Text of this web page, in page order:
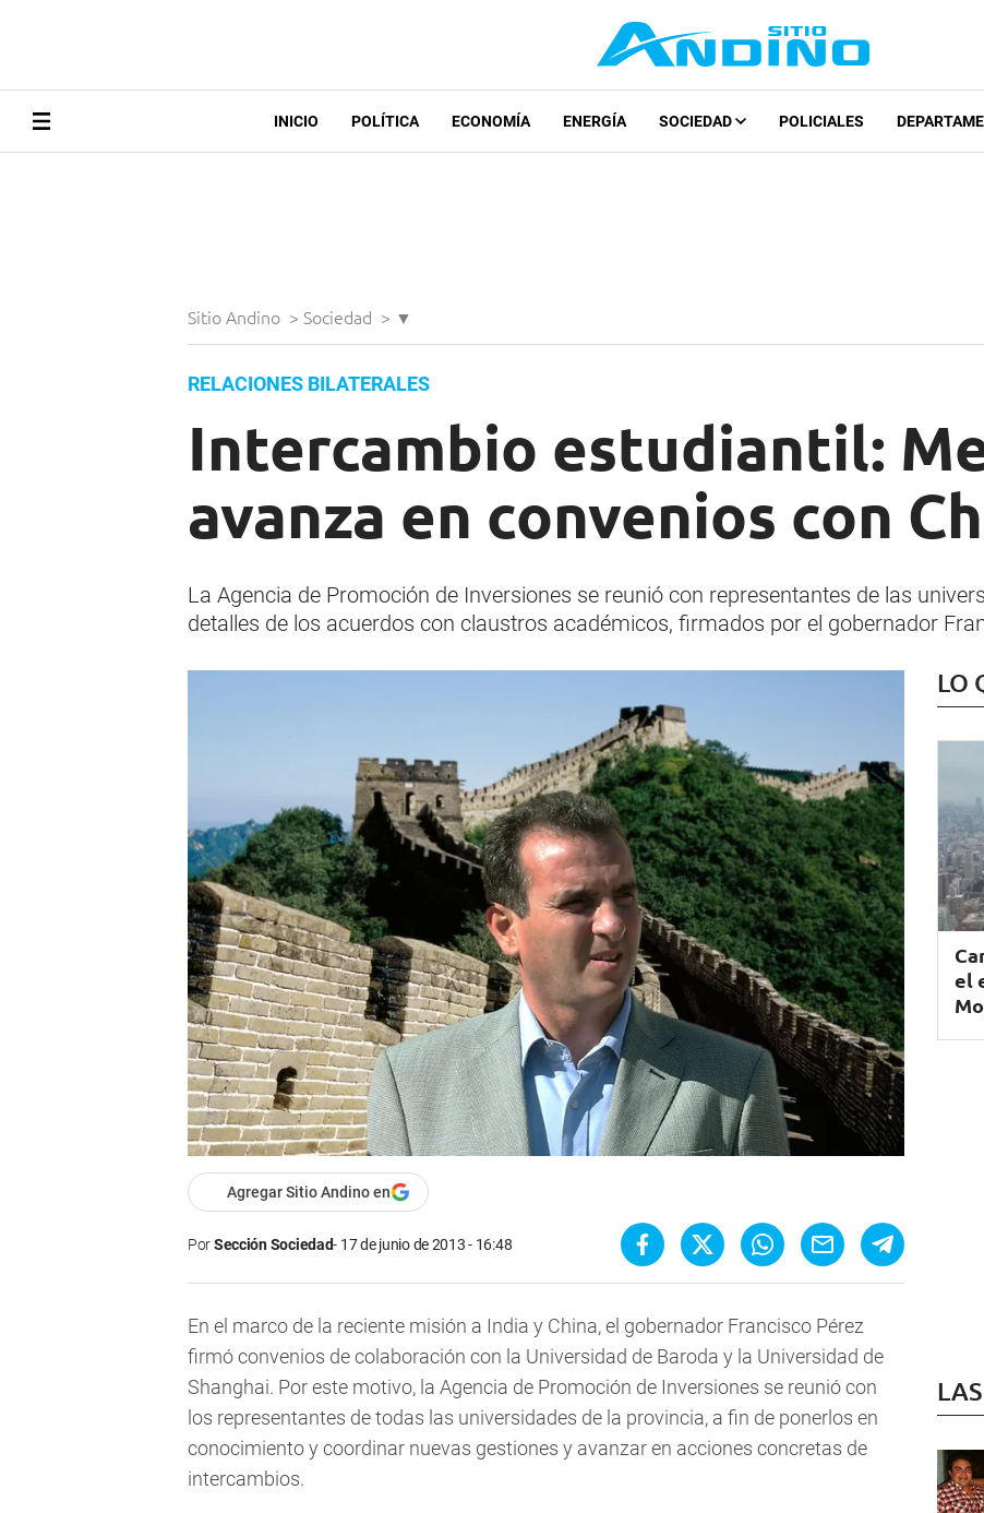
INICIO POLÍTICA ECONOMÍA ENERGÍA SOCIEDAD POLICIALES
Sitio Andino > Sociedad > ▼
RELACIONES BILATERALES
Intercambio estudiantil:
avanza en convenios con
La Agencia de Promoción de Inversiones se reunió con representantes de las
detalles de los acuerdos con claustros académicos, firmados por el gobernador
Agregar Sitio Andino en
PorSección Sociedad 17 de junio de 2013 - 16:48
En el marco de la reciente misión a India y China, el gobernador Francisco Pérez
firmó convenios de colaboración con la Universidad de Baroda y la Universidad de
Shanghai. Por este motivo, la Agencia de Promoción de Inversiones se reunió con
los representantes de todas las universidades de la provincia, a fin de ponerlos en
conocimiento y coordinar nuevas gestiones y avanzar en acciones concretas de
intercambios.
LO
el